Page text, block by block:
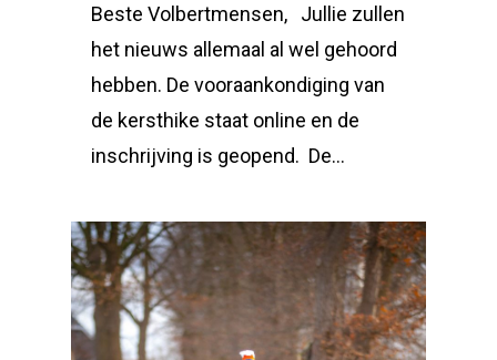
Beste Volbertmensen, Jullie zullen
het nieuws allemaal al wel gehoord
hebben. De vooraankondiging van
de kersthike staat online en de
inschrijving is geopend. De…